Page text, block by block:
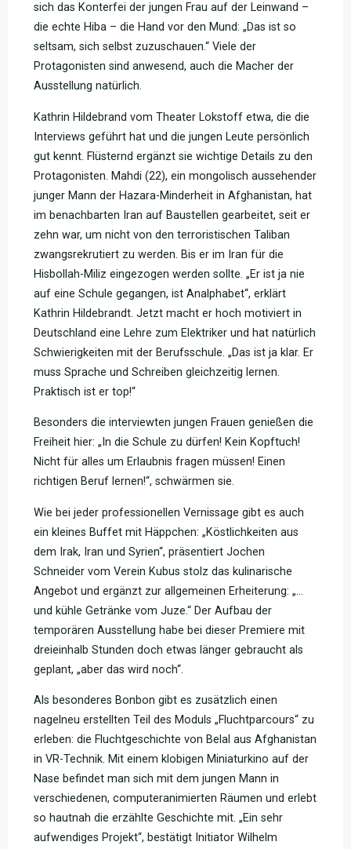
sich das Konterfei der jungen Frau auf der Leinwand –
die echte Hiba – die Hand vor den Mund: „Das ist so
seltsam, sich selbst zuzuschauen.“ Viele der
Protagonisten sind anwesend, auch die Macher der
Ausstellung natürlich.
Kathrin Hildebrand vom Theater Lokstoff etwa, die die
Interviews geführt hat und die jungen Leute persönlich
gut kennt. Flüsternd ergänzt sie wichtige Details zu den
Protagonisten. Mahdi (22), ein mongolisch aussehender
junger Mann der Hazara-Minderheit in Afghanistan, hat
im benachbarten Iran auf Baustellen gearbeitet, seit er
zehn war, um nicht von den terroristischen Taliban
zwangsrekrutiert zu werden. Bis er im Iran für die
Hisbollah-Miliz eingezogen werden sollte. „Er ist ja nie
auf eine Schule gegangen, ist Analphabet“, erklärt
Kathrin Hildebrandt. Jetzt macht er hoch motiviert in
Deutschland eine Lehre zum Elektriker und hat natürlich
Schwierigkeiten mit der Berufsschule. „Das ist ja klar. Er
muss Sprache und Schreiben gleichzeitig lernen.
Praktisch ist er top!“
Besonders die interviewten jungen Frauen genießen die
Freiheit hier: „In die Schule zu dürfen! Kein Kopftuch!
Nicht für alles um Erlaubnis fragen müssen! Einen
richtigen Beruf lernen!“, schwärmen sie.
Wie bei jeder professionellen Vernissage gibt es auch
ein kleines Buffet mit Häppchen: „Köstlichkeiten aus
dem Irak, Iran und Syrien“, präsentiert Jochen
Schneider vom Verein Kubus stolz das kulinarische
Angebot und ergänzt zur allgemeinen Erheiterung: „…
und kühle Getränke vom Juze.“ Der Aufbau der
temporären Ausstellung habe bei dieser Premiere mit
dreieinhalb Stunden doch etwas länger gebraucht als
geplant, „aber das wird noch“.
Als besonderes Bonbon gibt es zusätzlich einen
nagelneu erstellten Teil des Moduls „Fluchtparcours“ zu
erleben: die Fluchtgeschichte von Belal aus Afghanistan
in VR-Technik. Mit einem klobigen Miniaturkino auf der
Nase befindet man sich mit dem jungen Mann in
verschiedenen, computeranimierten Räumen und erlebt
so hautnah die erzählte Geschichte mit. „Ein sehr
aufwendiges Projekt“, bestätigt Initiator Wilhelm